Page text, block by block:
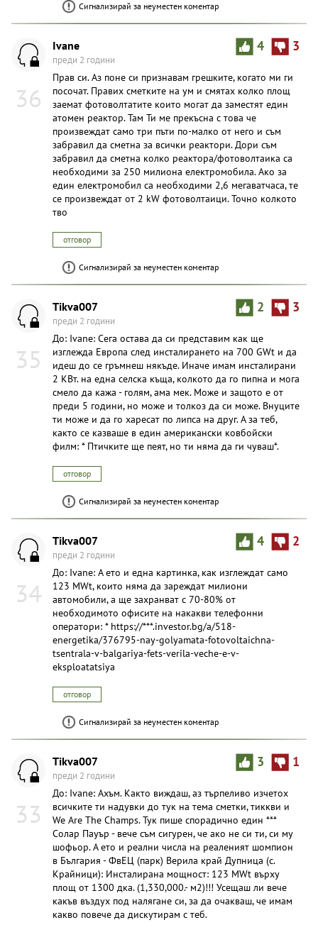
Сигнализирай за неуместен коментар
36
4 3
Ivane
преди 2 години
Прав си. Аз поне си признавам грешките, когато ми ги
посочат. Правих сметките на ум и смятах колко площ
заемат фотоволтатите които могат да заместят един
атомен реактор. Там Ти ме прекъсна с това че
произвеждат само три пъти по-малко от него и съм
забравил да сметна за всички реактори. Дори съм
забравил да сметна колко реактора/фотоволтаика са
необходими за 250 милиона електромобила. Ако за
един електромобил са необходими 2,6 мегаватчаса, те
се произвеждат от 2 kW фотоволтаици. Точно колкото
тво
отговор
Сигнализирай за неуместен коментар
35
2 3
Tikva007
преди 2 години
До: Ivane: Сега остава да си представим как ще
изглежда Европа след инсталирането на 700 GWt и да
идеш до се гръмнеш някъде. Иначе имам инсталирани
2 КВт. на една селска къща, колкото да го пипна и мога
смело да кажа - голям, ама мек. Може и защото е от
преди 5 години, но може и толкоз да си може. Внуците
ти може и да го харесат по липса на друг. А за теб,
както се казваше в един американски ковбойски
филм: * Птичките ще пеят, но ти няма да ги чуваш*.
отговор
Сигнализирай за неуместен коментар
34
4 2
Tikva007
преди 2 години
До: Ivane: А ето и една картинка, как изглеждат само
123 MWt, които няма да зареждат милиони
автомобили, а ще захранват с 70-80% от
необходимото офисите на накакви телефонни
оператори: * https://***.investor.bg/a/518-
energetika/376795-nay-golyamata-fotovoltaichna-
tsentrala-v-balgariya-fets-verila-veche-e-v-
eksploatatsiya
отговор
Сигнализирай за неуместен коментар
33
3 1
Tikva007
преди 2 години
До: Ivane: Ахъм. Както виждаш, аз търпеливо изчетох
всичките ти надувки до тук на тема сметки, тиккви и
We Are The Champs. Тук пише спорадично един ***
Солар Пауър - вече съм сигурен, че ако не си ти, си му
шофьор. А ето и реални числа на реаленият шомпион
в България - ФвЕЦ (парк) Верила край Дупница (с.
Крайници): Инсталирана мощност: 123 MWt върху
площ от 1300 дка. (1,330,000.- м2)!!! Усещаш ли вече
какъв въздух под налягане си, за да очакваш, че имам
какво повече да дискутирам с теб.